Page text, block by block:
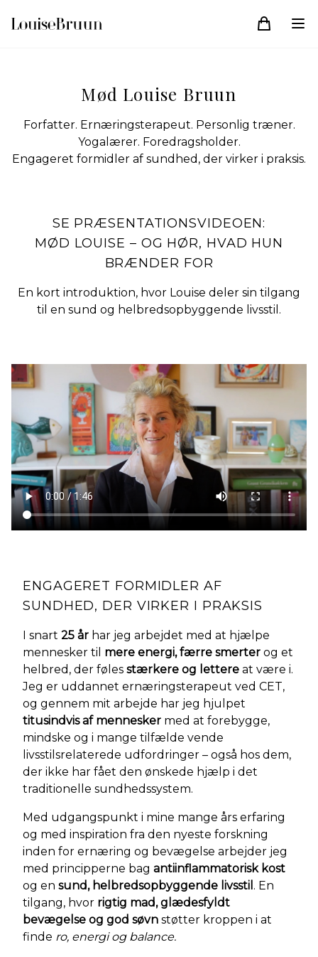
Mød Louise Bruun
Forfatter. Ernæringsterapeut. Personlig træner.
Yogalærer. Foredragsholder.
Engageret formidler af sundhed, der virker i praksis.
SE PRÆSENTATIONSVIDEOEN:
MØD LOUISE – OG HØR, HVAD HUN
BRÆNDER FOR
En kort introduktion, hvor Louise deler sin tilgang
til en sund og helbredsopbyggende livsstil.
ENGAGERET FORMIDLER AF
SUNDHED, DER VIRKER I PRAKSIS
I snart 25 år har jeg arbejdet med at hjælpe
mennesker til mere energi, færre smerter og et
helbred, der føles stærkere og lettere at være i.
Jeg er uddannet ernæringsterapeut ved CET,
og gennem mit arbejde har jeg hjulpet
titusindvis af mennesker med at forebygge,
mindske og i mange tilfælde vende
livsstilsrelaterede udfordringer – også hos dem,
der ikke har fået den ønskede hjælp i det
traditionelle sundhedssystem.
Med udgangspunkt i mine mange års erfaring
og med inspiration fra den nyeste forskning
inden for ernæring og bevægelse arbejder jeg
med principperne bag antiinflammatorisk kost
og en sund, helbredsopbyggende livsstil . En
tilgang, hvor rigtig mad, glædesfyldt
bevægelse og god søvn støtter kroppen i at
finde ro, energi og balance.